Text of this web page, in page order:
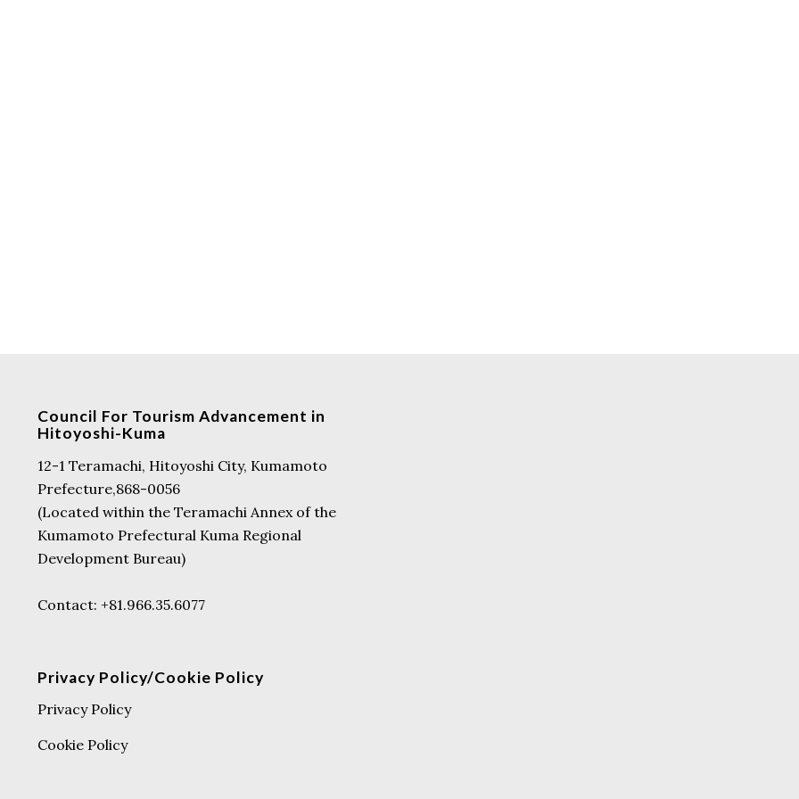
Council For Tourism Advancement in
Hitoyoshi-Kuma
12-1 Teramachi, Hitoyoshi City, Kumamoto
Prefecture,868-0056
(Located within the Teramachi Annex of the
Kumamoto Prefectural Kuma Regional
Development Bureau)
Contact: +81.966.35.6077
Privacy Policy/Cookie Policy
Privacy Policy
Cookie Policy